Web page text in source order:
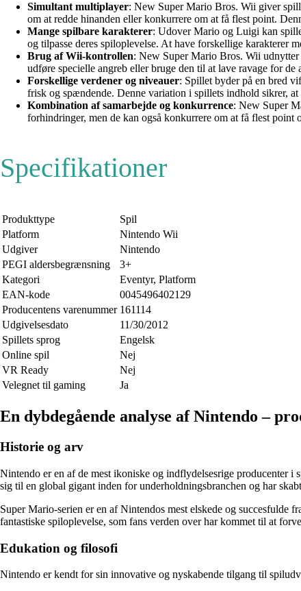
Simultant multiplayer: New Super Mario Bros. Wii giver
om at redde hinanden eller konkurrere om at få flest point.
Mange spilbare karakterer: Udover Mario og Luigi kan
og tilpasse deres spiloplevelse. At have forskellige karakterer
Brug af Wii-kontrollen: New Super Mario Bros. Wii
udføre specielle angreb eller bruge den til at lave ravage for
Forskellige verdener og niveauer: Spillet byder på en bred
frisk og spændende. Denne variation i spillets indhold sikrer,
Kombination af samarbejde og konkurrence: New Super
forhindringer, men de kan også konkurrere om at få flest
Specifikationer
Produkttype
Spil
Platform
Nintendo Wii
Udgiver
Nintendo
PEGI aldersbegrænsning
3+
Kategori
Eventyr, Platform
EAN-kode
0045496402129
Producentens varenummer 161114
Udgivelsesdato
11/30/2012
Spillets sprog
Engelsk
Online spil
Nej
VR Ready
Nej
Velegnet til gaming
Ja
En dybdegående analyse af Nintendo –
Historie og arv
Nintendo er en af ​​de mest ikoniske og indflydelsesrige producenter
sig til en global gigant inden for underholdningsbranchen og har
Super Mario-serien er en af ​​Nintendos mest elskede og succesfulde
fantastiske spiloplevelse, som fans verden over har kommet til at
Edukation og filosofi
Nintendo er kendt for sin innovative og nyskabende tilgang til